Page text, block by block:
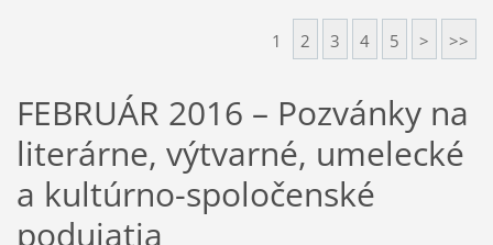
1 2 3 4 5 > >>
FEBRUÁR 2016 – Pozvánky na
literárne, výtvarné, umelecké
a kultúrno-spoločenské
podujatia